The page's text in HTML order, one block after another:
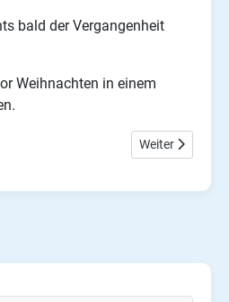
bald der Vergangenheit
Weihnachten in einem
umrüsten Nächster
Weiter